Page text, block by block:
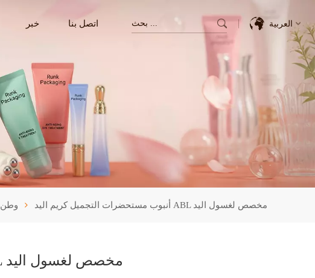
خبر اتصل بنا العربية
English
Français
Italiano
Pусский
وطن أنبوب مستحضرات التجميل كريم اليد ABL مخصص لغسول اليد
أنبوب مستحضرات التجميل كريم اليد ABL مخصص لغسول اليد